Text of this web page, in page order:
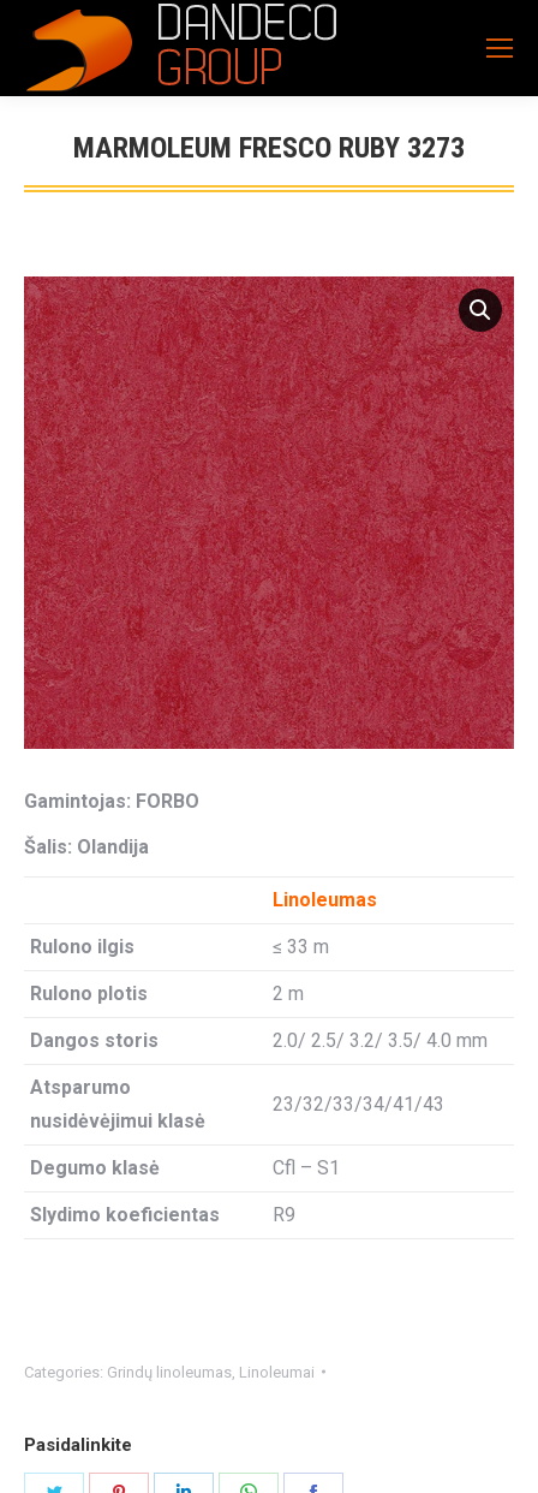
MARMOLEUM FRESCO RUBY 3273
Gamintojas: FORBO
Šalis: Olandija
Linoleumas
Rulono ilgis ≤ 33 m
Rulono plotis 2 m
Dangos storis 2.0/ 2.5/ 3.2/ 3.5/ 4.0 mm
Atsparumo
nusidėvėjimui klasė
23/32/33/34/41/43
Degumo klasė Cfl – S1
Slydimo koeficientas R9
Categories: Grindų linoleumas Linoleumai
Pasidalinkite